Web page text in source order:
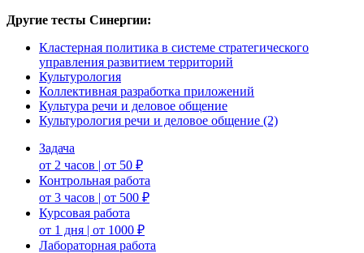
Другие тесты Синергии:
Кластерная политика в системе стратегического
управления развитием территорий
Культурология
Коллективная разработка приложений
Культура речи и деловое общение
Культурология речи и деловое общение (2)
Задача
от 2 часов | от 50 ₽
Контрольная работа
от 3 часов | от 500 ₽
Курсовая работа
от 1 дня | от 1000 ₽
Лабораторная работа